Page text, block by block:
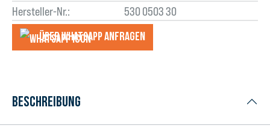
Hersteller-Nr.:
530 0503 30
Über WhatsApp anfragеn
Beschreibung